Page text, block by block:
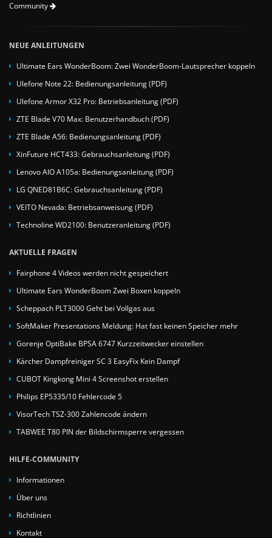
Community
NEUE ANLEITUNGEN
Ultimate Ears WonderBoom: Zwei WonderBoom-Lautsprecher koppeln
Ulefone Note 22: Bedienungsanleitung (PDF)
Ulefone Armor X32 Pro: Betriebsanleitung (PDF)
ZTE Blade V70 Max: Benutzerhandbuch (PDF)
ZTE Blade A56: Bedienungsanleitung (PDF)
XinFuture HCT433: Gebrauchsanleitung (PDF)
Lenovo AIO A105a: Bedienungsanleitung (PDF)
LG QNED81B6C: Gebrauchsanleitung (PDF)
VEITO Nevada: Betriebsanweisung (PDF)
Technoline WD2100: Benutzeranleitung (PDF)
AKTUELLE FRAGEN
Fairphone 4 Videos werden nicht gespeichert
Ultimate Ears WonderBoom Zwei Boxen koppeln
Scheppach PLT3000 Geht bei Vollgas aus
SoftMaker Presentations Meldung: Hat fast keinen Speicher mehr
Gorenje OptiBake BPSA 6747 Kurzzeitwecker einstellen
Kärcher Dampfreiniger SC 3 EasyFix Kein Dampf
CUBOT Kingkong Mini 4 Screenshot erstellen
Philips EP5335/10 Fehlercode 5
VisorTech TSZ-300 Zahlencode ändern
TABWEE T80 PIN der Bildschirmsperre vergessen
HILFE-COMMUNITY
Informationen
Über uns
Richtlinien
Kontakt